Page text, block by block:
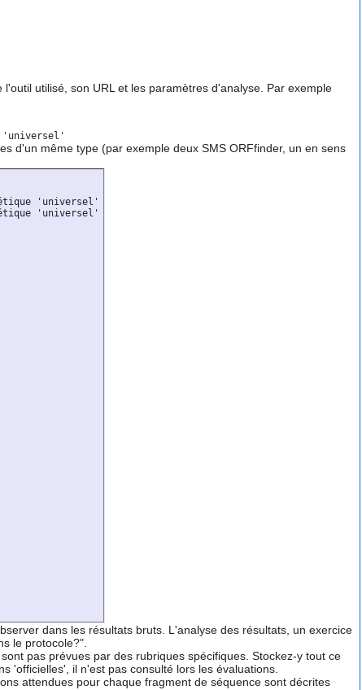
utilisé, son URL et les paramètres d'analyse. Par exemple
d'un même type (par exemple deux SMS ORFfinder, un en sens
'universel'
'universel'
dans les résultats bruts. L'analyse des résultats, un exercice
le protocole?".
pas prévues par des rubriques spécifiques. Stockez-y tout ce
'officielles', il n'est pas consulté lors les évaluations.
attendues pour chaque fragment de séquence sont décrites